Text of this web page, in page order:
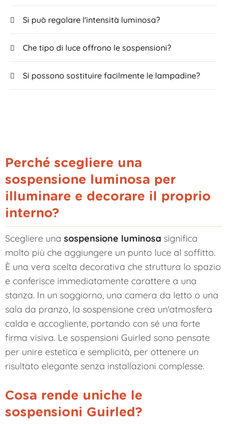
Si può regolare l'intensità luminosa?
Che tipo di luce offrono le sospensioni?
Si possono sostituire facilmente le lampadine?
Perché scegliere una
sospensione luminosa per
illuminare e decorare il proprio
interno?
Scegliere una sospensione luminosa significa
molto più che aggiungere un punto luce al soffitto.
È una vera scelta decorativa che struttura lo spazio
e conferisce immediatamente carattere a una
stanza. In un soggiorno, una camera da letto o una
sala da pranzo, la sospensione crea un'atmosfera
calda e accogliente, portando con sé una forte
firma visiva. Le sospensioni Guirled sono pensate
per unire estetica e semplicità, per ottenere un
risultato elegante senza installazioni complesse.
Cosa rende uniche le
sospensioni Guirled?